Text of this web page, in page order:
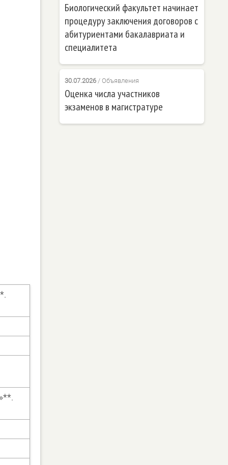
Биологический факультет начинает
процедуру заключения договоров с
абитуриентами бакалавриата и
специалитета
30.07.2026/ Объявления
Оценка числа участников
экзаменов в магистратуре